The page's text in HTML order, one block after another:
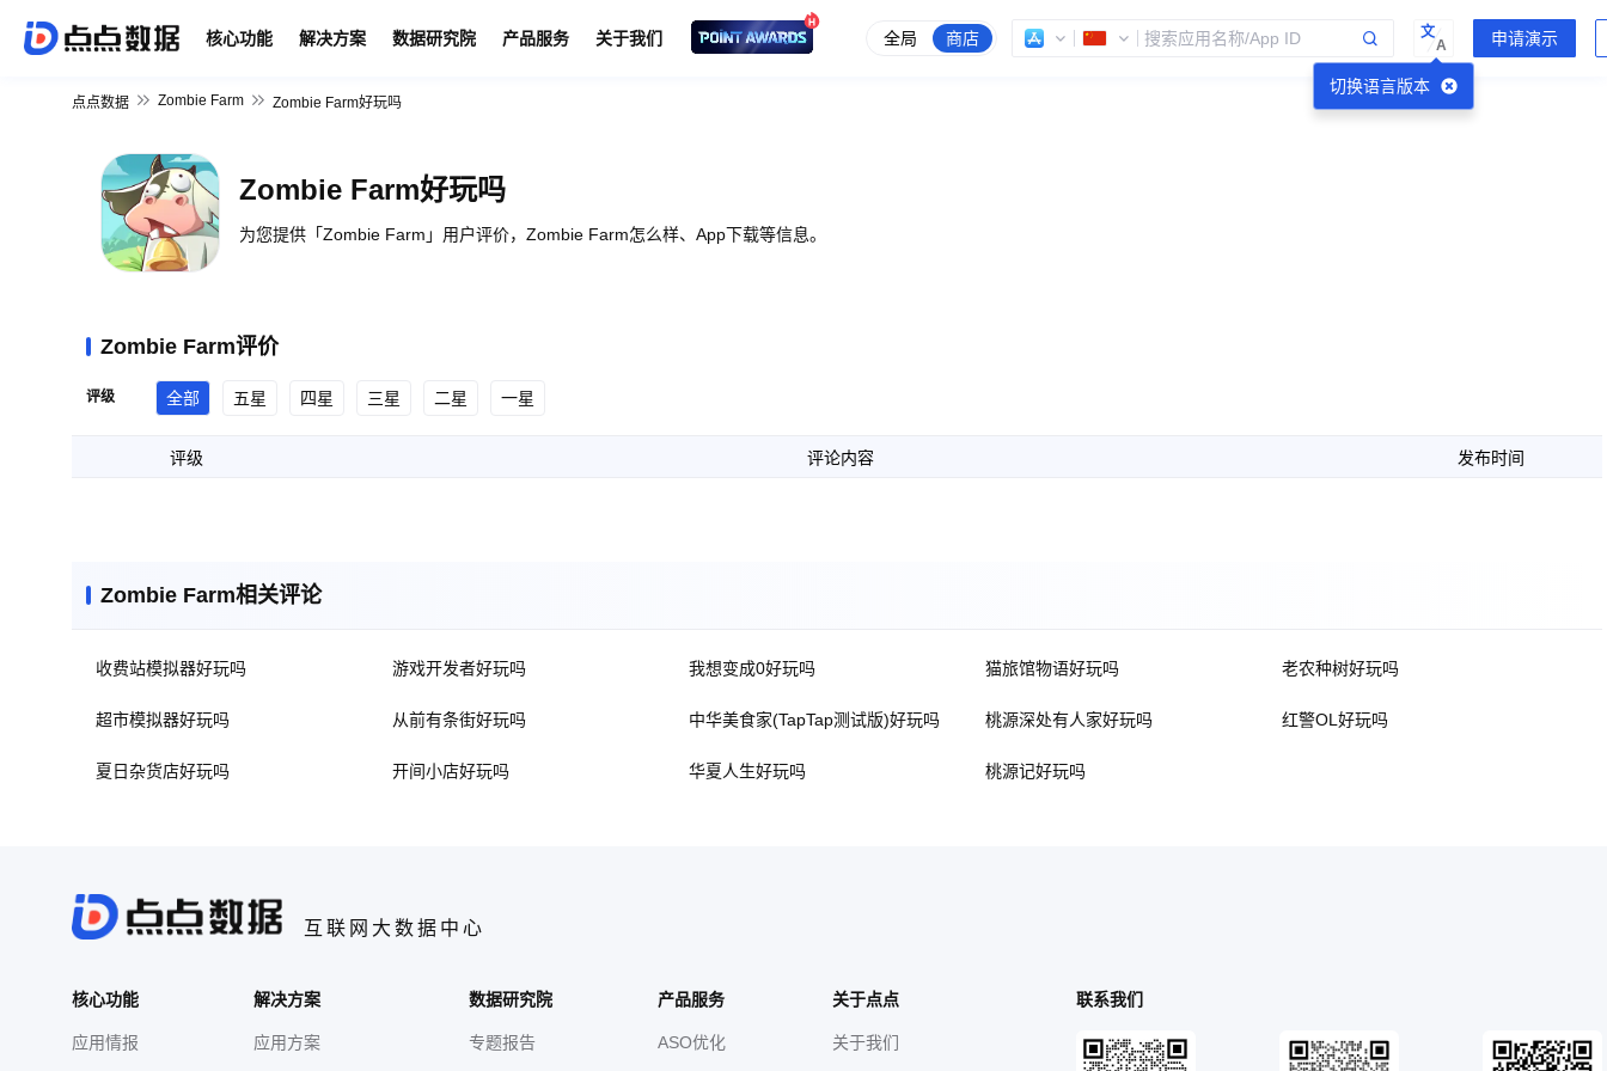
核心功能 解决方案 数据研究院 产品服务 关于我们 全局 商店
切换语言版本
文
A
点点数据 Zombie Farm Zombie Farm好玩吗
Zombie Farm好玩吗
为您提供「Zombie Farm」用户评价，Zombie Farm怎么样、App下载等信息。
Zombie Farm评价
评级 全部 五星 四星 三星 二星 一星
评级 评论内容 发布时间
Zombie Farm相关评论
收费站模拟器好玩吗 游戏开发者好玩吗 我想变成0好玩吗 猫旅馆物语好玩吗 老农种树好玩吗
超市模拟器好玩吗 从前有条街好玩吗 中华美食家(TapTap测试版)好玩吗 桃源深处有人家好玩吗 红警OL好玩吗
夏日杂货店好玩吗 开间小店好玩吗 华夏人生好玩吗 桃源记好玩吗
互联网大数据中心
核心功能
应用情报
解决方案
应用方案
数据研究院
专题报告
产品服务
ASO优化
关于点点
关于我们
联系我们